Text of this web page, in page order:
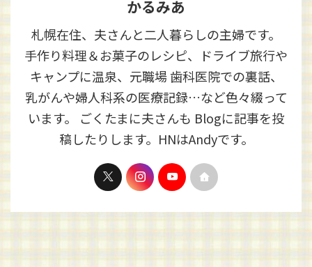
かるみあ
札幌在住、夫さんと二人暮らしの主婦です。
手作り料理＆お菓子のレシピ、ドライブ旅行や
キャンプに温泉、元職場 歯科医院での裏話、
乳がんや婦人科系の医療記録…など色々綴って
います。 ごくたまに夫さんも Blogに記事を投
稿したりします。HNはAndyです。